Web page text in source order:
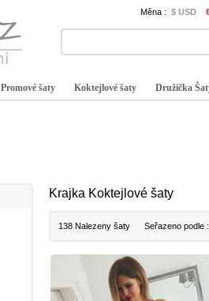
Měna : $ USD
Promové šaty Koktejlové šaty Družička
Krajka Koktejlové šaty
138 Nalezeny šaty Seřazeno podle